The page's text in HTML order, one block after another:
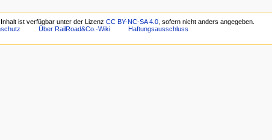
ist verfügbar unter der Lizenz CC BY-NC-SA 4.0 , sofern nicht anders angegeben.
Über RailRoad&Co.-Wiki Haftungsausschluss